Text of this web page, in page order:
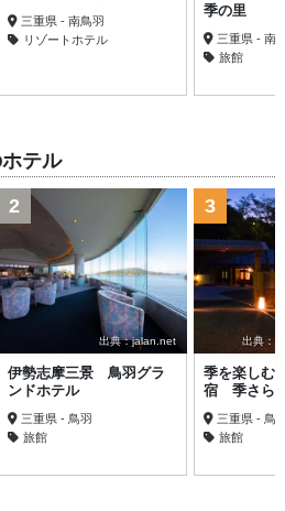
三重県 - 南鳥羽
リゾートホテル
季の里
三重県 - 南
旅館
テル
出典：jalan.net
2
伊勢志摩三景 鳥羽グラ
ンドホテル
三重県 - 鳥羽
旅館
出典：
3
季を楽しむ
宿 季さら
三重県 - 鳥
旅館